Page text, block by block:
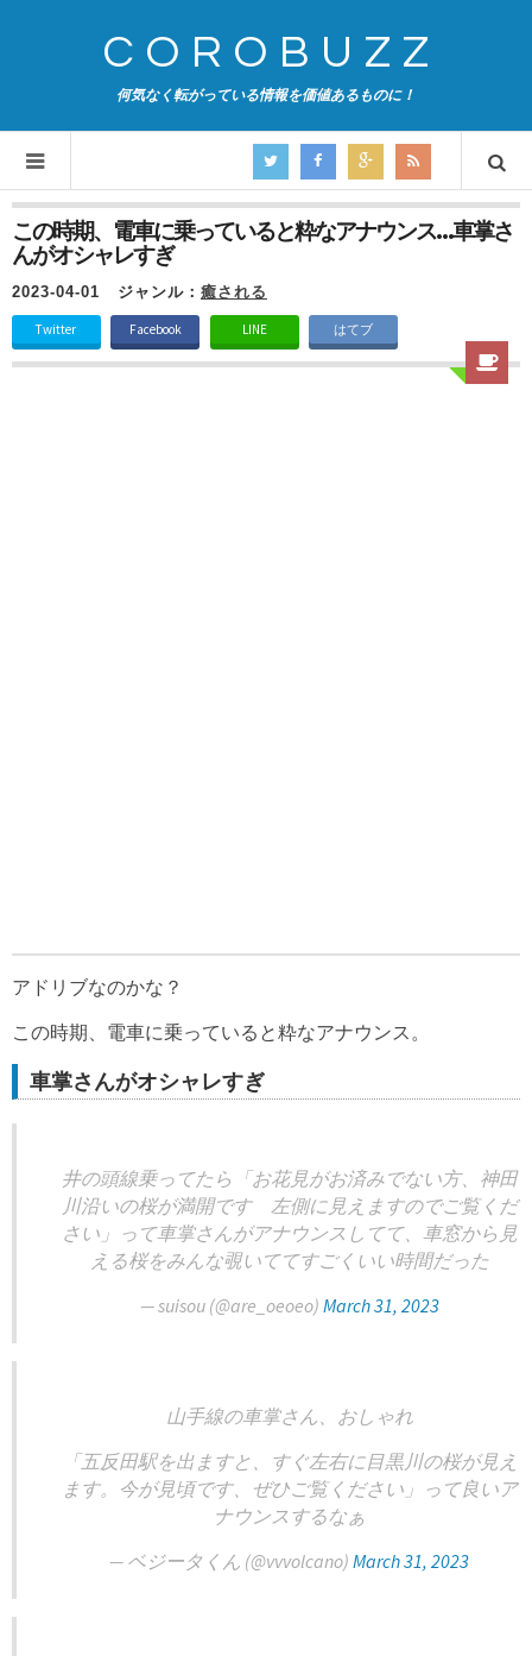
COROBUZZ
何気なく転がっている情報を価値あるものに！
この時期、電車に乗っていると粋なアナウンス…車掌さ
んがオシャレすぎ
2023-04-01 ジャンル： 癒される
Twitter Facebook LINE はてブ
アドリブなのかな？
この時期、電車に乗っていると粋なアナウンス。
車掌さんがオシャレすぎ
井の頭線乗ってたら「お花見がお済みでない方、神田
川沿いの桜が満開です 左側に見えますのでご覧くだ
さい」って車掌さんがアナウンスしてて、車窓から見
える桜をみんな覗いててすごくいい時間だった
— suisou (@are_oeoeo) March 31, 2023
山手線の車掌さん、おしゃれ
「五反田駅を出ますと、すぐ左右に目黒川の桜が見え
ます。今が見頃です、ぜひご覧ください」って良いア
ナウンスするなぁ
— ベジータくん (@vvvolcano) March 31, 2023